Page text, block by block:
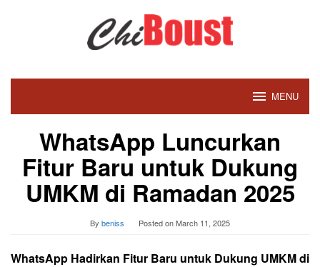
MENU
WhatsApp Luncurkan
Fitur Baru untuk Dukung
UMKM di Ramadan 2025
By beniss Posted onMarch 11, 2025
WhatsApp Hadirkan Fitur Baru untuk Dukung UMKM di